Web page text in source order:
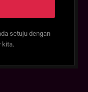
setuju dengan
kita.